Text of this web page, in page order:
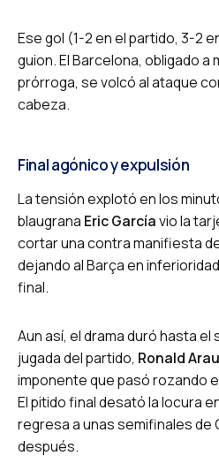
Ese gol (1-2 en el partido, 3-2
guion. El Barcelona, obligado
prórroga, se volcó al ataque
cabeza.
Final agónico y expulsión
La tensión explotó en los
blaugrana Eric Garcíavio la
cortar una contra manifiesta
dejando al Barça en
final.
Aun así, el drama duró hasta el
jugada del partido, Ronald
imponente que pasó rozando
El pitido final desató la locura
regresa a unas semifinales de
después.